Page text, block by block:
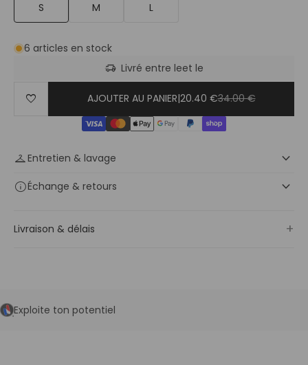
S M L
6 articles en stock
delivery_truck_speed Livré entre leet le
favorite AJOUTER AU PANIER|20.40 €34.00 €
checkroomEntretien & lavage keyboard_arrow_down
infoÉchange & retours keyboard_arrow_down
Livraison & délais +
Exploite ton potentiel